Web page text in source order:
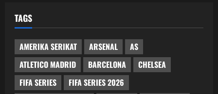
TAGS
AMERIKA SERIKAT ARSENAL
AS
ATLETICO MADRID
BARCELONA
CHELSEA
FIFA SERIES
FIFA SERIES 2026